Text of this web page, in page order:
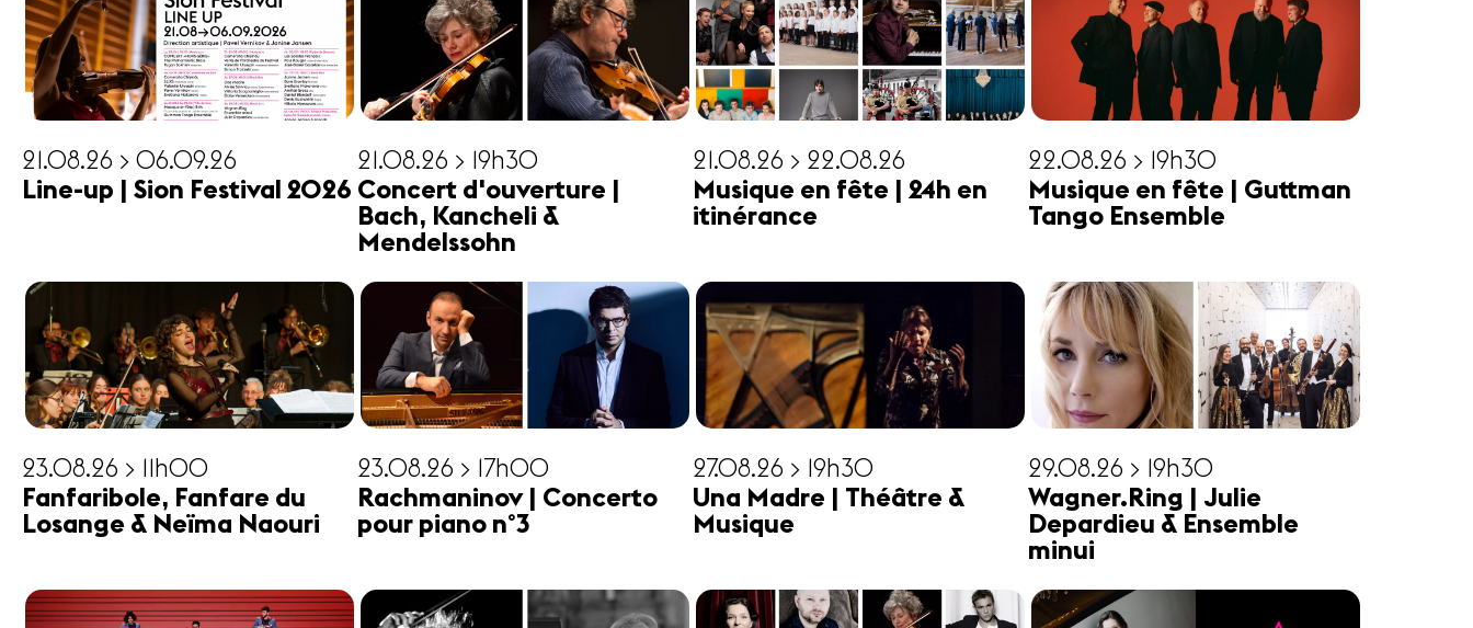
21.08.26 > 06.09.26
Line-up | Sion Festival 2026
21.08.26 > 19h30
Concert d'ouverture |
Bach, Kancheli &
Mendelssohn
21.08.26 > 22.08.26
Musique en fête | 24h en
itinérance
22.08.26 > 19h30
Musique en fête | Guttman
Tango Ensemble
23.08.26 > 11h00
Fanfaribole, Fanfare du
Losange & Neïma Naouri
23.08.26 > 17h00
Rachmaninov | Concerto
pour piano n°3
27.08.26 > 19h30
Una Madre | Théâtre &
Musique
29.08.26 > 19h30
Wagner.Ring | Julie
Depardieu & Ensemble
minui